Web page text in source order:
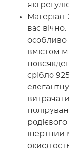
які
вас
особливо
вмістом
срібло
інертний